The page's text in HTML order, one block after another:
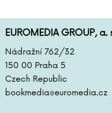
Sabrina Sue Danielsová
C. Dartevelle
Antoine de Saint-Exupéry
Lara Dearmanová
Ester Demjanová
Jutta Diekmann
Zbigniew Dobosz
EUROMEDIA GROUP, a.
Nádražní 762/32
150 00 Praha 5
Czech Republic
bookmedia@euromedia.cz